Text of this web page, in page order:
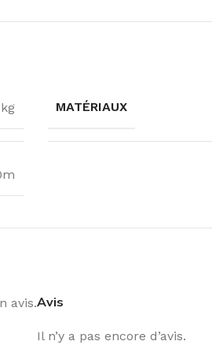
MATÉRIAUX
Avis
Il n’y a pas encore d’avis.
avis.